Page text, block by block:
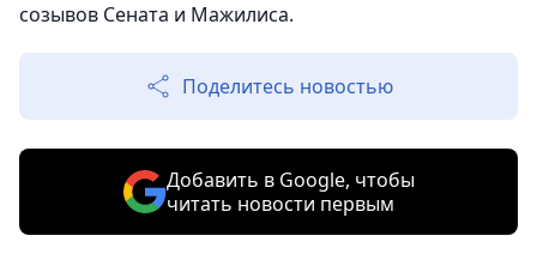
созывов Сената и Мажилиса.
Поделитесь новостью
Добавить в Google, чтобы
читать новости первым